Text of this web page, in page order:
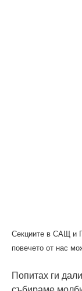
Секциите в САЩ и
повечето от нас
Попитах ги